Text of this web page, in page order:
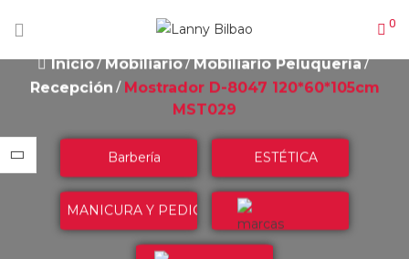
0
Inicio Mobiliario
Mobiliario Peluquería
Recepción
Mostrador D-8047 120*60*105cm
MST029
Barbería ESTÉTICA
MANICURA Y PEDICURA
Marcas